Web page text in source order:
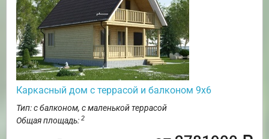
Каркасный дом с террасой и балконом 9х6
Тип: с балконом, с маленькой террасой
Общая площадь: 2